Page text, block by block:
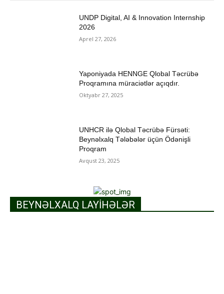
UNDP Digital, AI & Innovation Internship
2026
Aprel 27, 2026
Yaponiyada HENNGE Qlobal Təcrübə
Proqramına müraciətlər açıqdır.
Oktyabr 27, 2025
UNHCR ilə Qlobal Təcrübə Fürsəti:
Beynəlxalq Tələbələr üçün Ödənişli
Proqram
Avqust 23, 2025
BEYNƏLXALQ LAYİHƏLƏR